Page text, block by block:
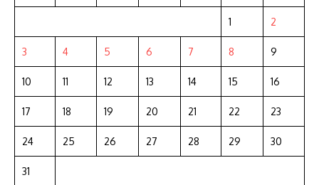
1 2
3 4 5 6 7 8 9
10 11 12 13 14 15 16
17 18 19 20 21 22 23
24 25 26 27 28 29 30
31